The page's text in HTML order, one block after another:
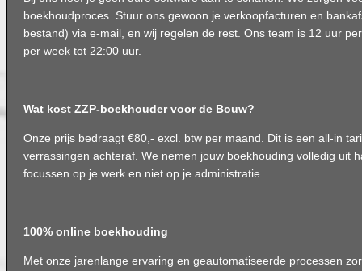
boekhoudproces. Stuur ons gewoon je verkoopfacturen en
bestand) via e-mail, en wij regelen de rest. Ons team is 12 uur
per week tot 22:00 uur.
Wat kost ZZP-boekhouder voor de Bouw?
Onze prijs bedraagt €80,- excl. btw per maand. Dit is een all-in
verrassingen achteraf. We nemen jouw boekhouding volledig uit
focussen op je werk en niet op je administratie.
100% online boekhouding
Met onze jarenlange ervaring en geautomatiseerde processen